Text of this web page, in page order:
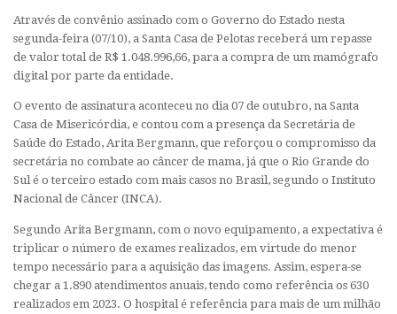
Através de convênio assinado com o Governo do Estado nesta
segunda-feira (07/10), a Santa Casa de Pelotas receberá um repasse
de valor total de R$ 1.048.996,66, para a compra de um mamógrafo
digital por parte da entidade.
O evento de assinatura aconteceu no dia 07 de outubro, na Santa
Casa de Misericórdia, e contou com a presença da Secretária de
Saúde do Estado, Arita Bergmann, que reforçou o compromisso da
secretária no combate ao câncer de mama, já que o Rio Grande do
Sul é o terceiro estado com mais casos no Brasil, segundo o Instituto
Nacional de Câncer (INCA).
Segundo Arita Bergmann, com o novo equipamento, a expectativa é
triplicar o número de exames realizados, em virtude do menor
tempo necessário para a aquisição das imagens. Assim, espera-se
chegar a 1.890 atendimentos anuais, tendo como referência os 630
realizados em 2023. O hospital é referência para mais de um milhão